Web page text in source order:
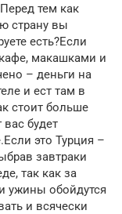
тем как
страну вы
есть?Если
макашками и
– деньги на
и ест там в
стоит больше
вас будет
это Турция –
завтраки
так как за
ужины обойдутся
и всячески